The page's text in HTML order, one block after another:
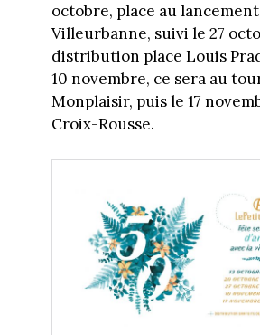
octobre, place au
Villeurbanne, suivi le 27
distribution place Louis
10 novembre, ce sera au
Monplaisir, puis le 17
Croix-Rousse.